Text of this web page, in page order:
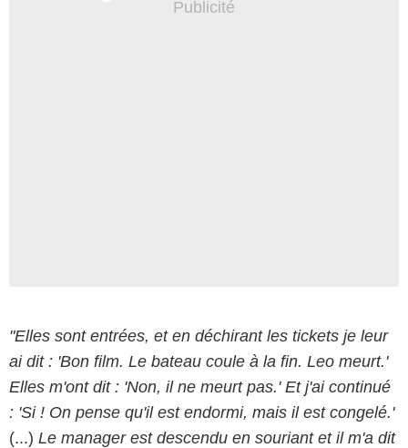
"Elles sont entrées, et en déchirant les tickets je leur
ai dit : 'Bon film. Le bateau coule à la fin. Leo meurt.'
Elles m'ont dit : 'Non, il ne meurt pas.' Et j'ai continué
: 'Si ! On pense qu'il est endormi, mais il est congelé.'
(...) Le manager est descendu en souriant et il m'a dit